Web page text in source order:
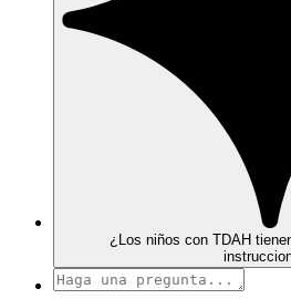
¿Los niños con TDAH